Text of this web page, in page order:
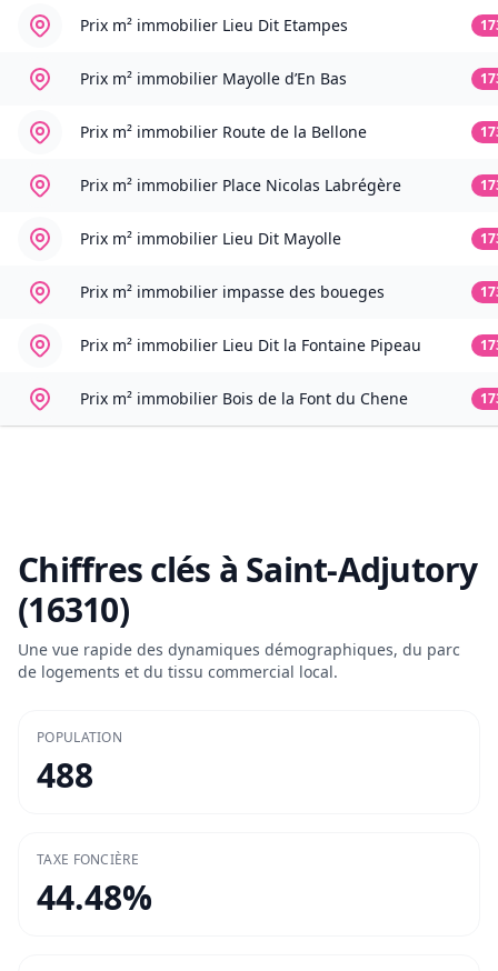
Prix m² immobilier Lieu Dit Etampes
Prix m² immobilier Mayolle d’En Bas
Prix m² immobilier Route de la Bellone
Prix m² immobilier Place Nicolas Labrégère
Prix m² immobilier Lieu Dit Mayolle
Prix m² immobilier impasse des boueges
Prix m² immobilier Lieu Dit la Fontaine Pipeau
Prix m² immobilier Bois de la Font du Chene
Chiffres clés à Saint-Adjutory
(16310)
Une vue rapide des dynamiques démographiques, du parc
de logements et du tissu commercial local.
POPULATION
488
TAXE FONCIÈRE
44.48%